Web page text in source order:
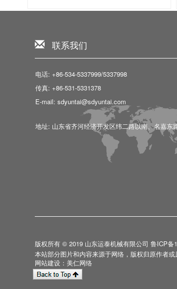
联系我们
电话: +86-534-5337999/5337998
传真: +86-531-5331378
E-mail: sdyuntai@sdyuntai.com
地址: 山东省齐河经济开发区纬二路以南、名嘉东
版权所有 © 2019 山东运泰机械有限公司 鲁ICP备
本站部分图片和内容来源于网络，版权归原作者
网站建设：美仁网络